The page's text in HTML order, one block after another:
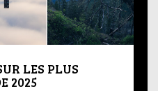
LES PLUS
2025